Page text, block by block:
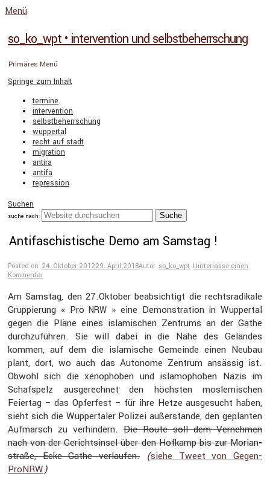
Menü
so_ko_wpt • intervention und selbstbeherrschung
Primäres Menü
Springe zum Inhalt
termine
intervention
selbstbeherrschung
wuppertal
recht auf stadt
migration
antira
antifa
repression
Suchen
suche nach:
Antifaschistische Demo am Samstag !
Posted on 24. Oktober 201229. April 2018Autor so_ko_wpt Hinterlasse einen
Kommentar
Am Samstag, den 27.Oktober beabsich­tigt die rechts­ra­di­kale
Gruppie­rung « ProNRW » eine Demons­tra­tion in Wuppertal
gegen die Pläne eines islami­schen Zentrums an der Gathe
durch­zu­führen. Sie will dabei in die Nähe des Geländes
kommen, auf dem die islami­sche Gemeinde einen Neubau
plant, dort, wo auch das Autonome Zentrum ansässig ist.
Obwohl sich die xenophoben und islamo­phoben Nazis im
Schafs­pelz ausge­rechnet den höchsten mosle­mi­schen
Feiertag – das Opfer­fest – für ihre Hetze ausge­sucht haben,
sieht sich die Wupper­taler Polizei außer­stande, den geplanten
Aufmarsch zu verhin­dern. Die Route soll dem Vernehmen
nach von der Gerichts­insel über den Hofkamp bis zur Morian­
straße, Ecke Gathe verlaufen. (siehe Tweet von Gegen­
ProNRW)